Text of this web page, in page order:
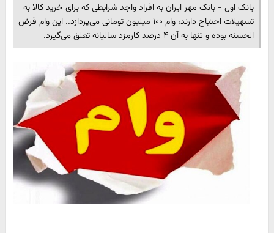
بانک اول - بانک مهر ایران به افراد واجد شرایطی که برای خرید کالا به
تسهیلات احتیاج دارند، وام ۱۰۰ میلیون تومانی می‌پردازد.. این وام قرض
الحسنه بوده و تنها به آن ۴ درصد کارمزد سالیانه تعلق می‌گیرد.